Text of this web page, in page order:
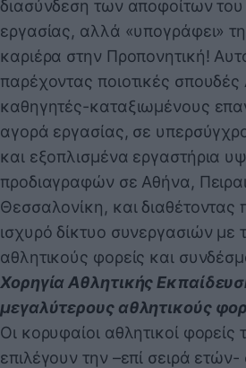
διασύνδεση των αποφοίτων
εργασίας, αλλά «υπογράφει»
καριέρα στην Προπονητική!
παρέχοντας ποιοτικές
καθηγητές-καταξιωμένους
αγορά εργασίας, σε
και εξοπλισμένα εργαστήρια
προδιαγραφών σε Αθήνα,
Θεσσαλονίκη, και
ισχυρό δίκτυο συνεργασιών με
αθλητικούς φορείς και
Χορηγία Αθλητικής
μεγαλύτερους αθλητικούς
Οι κορυφαίοι αθλητικοί
επιλέγουν την –επί σειρά